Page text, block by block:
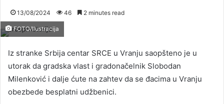
13/08/2024 46 2 minutes read
FOTO/Ilustracija
Iz stranke Srbija centar SRCE u Vranju saopšteno je u
utorak da gradska vlast i gradonačelnik Slobodan
Milenković i dalje ćute na zahtev da se đacima u Vranju
obezbede besplatni udžbenici.